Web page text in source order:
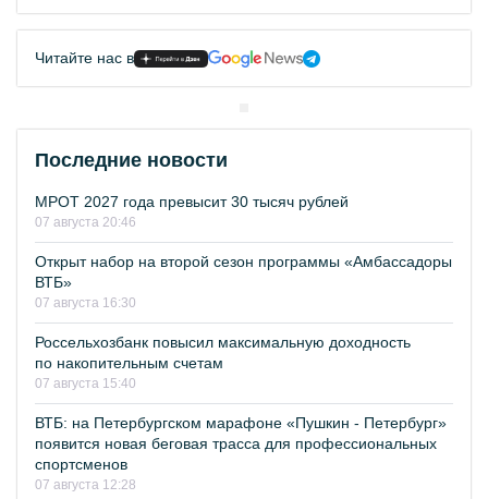
Читайте нас в
Последние новости
МРОТ 2027 года превысит 30 тысяч рублей
07 августа 20:46
Открыт набор на второй сезон программы «Амбассадоры
ВТБ»
07 августа 16:30
Россельхозбанк повысил максимальную доходность
по накопительным счетам
07 августа 15:40
ВТБ: на Петербургском марафоне «Пушкин - Петербург»
появится новая беговая трасса для профессиональных
спортсменов
07 августа 12:28